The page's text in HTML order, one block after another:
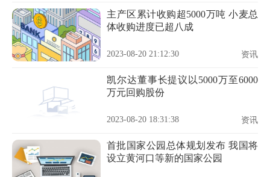
主产区累计收购超5000万吨 小麦总
体收购进度已超八成
2023-08-20 21:12:30 资讯
凯尔达董事长提议以5000万至6000
万元回购股份
2023-08-20 18:31:38 资讯
首批国家公园总体规划发布 我国将
设立黄河口等新的国家公园